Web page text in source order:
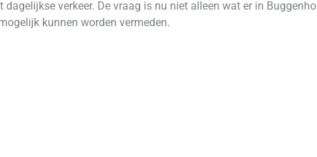
verkeer. De vraag is nu niet alleen wat er in
kunnen worden vermeden.